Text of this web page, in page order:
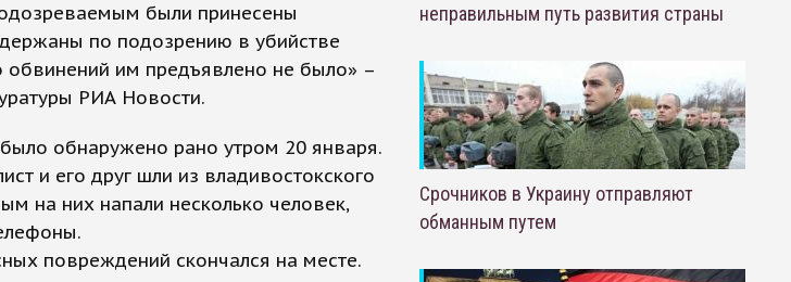
были принесены
по подозрению в убийстве
обвинений им предъявлено не было» –
РИА Новости.
обнаружено рано утром 20 января.
и его друг шли из владивостокского
на них напали несколько человек,
повреждений скончался на месте.
неправильным путь развития страны
Срочников в Украину отправляют
обманным путем